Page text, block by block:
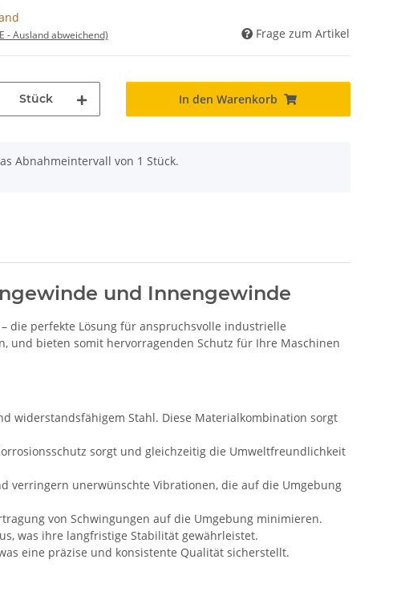
- Ausland abweichend) Frage zum Artikel
Stück In den Warenkorb
Abnahmeintervall von 1 Stück.
und Innengewinde
die perfekte Lösung für anspruchsvolle industrielle
und bieten somit hervorragenden Schutz für Ihre Maschinen
widerstandsfähigem Stahl. Diese Materialkombination sorgt
sorgt und gleichzeitig die Umweltfreundlichkeit
verringern unerwünschte Vibrationen, die auf die Umgebung
von Schwingungen auf die Umgebung minimieren.
was ihre langfristige Stabilität gewährleistet.
eine präzise und konsistente Qualität sicherstellt.